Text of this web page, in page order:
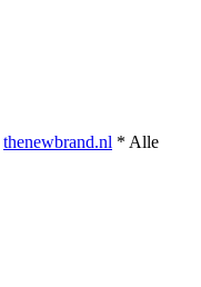
thenewbrand.nl * Alle